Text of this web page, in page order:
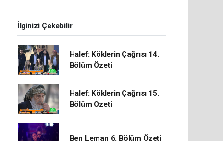
İlginizi Çekebilir
Halef: Köklerin Çağrısı 14.
Bölüm Özeti
Halef: Köklerin Çağrısı 15.
Bölüm Özeti
Ben Leman 6. Bölüm Özeti